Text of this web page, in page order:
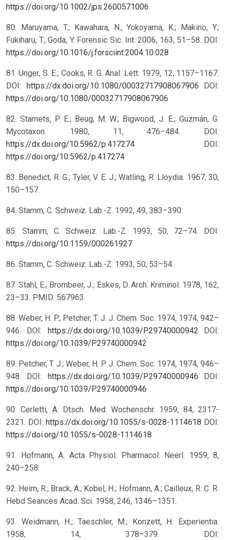
https://doi.org/10.1002/jps.2600571006
80. Maruyama, T.; Kawahara, N.; Yokoyama, K.; Makino, Y.;
Fukiharu, T.; Goda, Y. Forensic Sic. Int. 2006, 163, 51–58. DOI:
https://doi.org/10.1016/j.forsciint.2004.10.028
81. Unger, S. E.; Cooks, R. G. Anal. Lett. 1979, 12, 1157–1167.
DOI: https://dx.doi.org/10.1080/00032717908067906
DOI:
https://doi.org/10.1080/00032717908067906
82. Stamets, P. E.; Beug, M. W.; Bigwood, J. E.; Guzmán, G.
Mycotaxon. 1980, 11, 476–484. DOI:
https://dx.doi.org/10.5962/p.417274
DOI:
https://doi.org/10.5962/p.417274
83. Benedict, R. G.; Tyler, V. E. J.; Watling, R. Lloydia. 1967, 30,
150–157.
84. Stamm, C. Schweiz. Lab.-Z. 1992, 49, 383–390.
85. Stamm, C. Schweiz. Lab.-Z. 1993, 50, 72–74. DOI:
https://doi.org/10.1159/000261927
86. Stamm, C. Schweiz. Lab.-Z. 1993, 50, 53–54.
87. Stahl, E.; Brombeer, J.; Eskes, D. Arch. Kriminol. 1978, 162,
23–33. PMID: 567963.
88. Weber, H. P.; Petcher, T. J. J. Chem. Soc. 1974, 1974, 942–
946. DOI: https://dx.doi.org/10.1039/P29740000942
DOI:
https://doi.org/10.1039/P29740000942
89. Petcher, T. J.; Weber, H. P. J. Chem. Soc. 1974, 1974, 946–
948. DOI: https://dx.doi.org/10.1039/P29740000946
DOI:
https://doi.org/10.1039/P29740000946
90. Cerletti, A. Dtsch. Med. Wochenschr. 1959, 84, 2317-
2321. DOI: https://dx.doi.org/10.1055/s-0028-1114618 DOI:
https://doi.org/10.1055/s-0028-1114618
91. Hofmann, A. Acta Physiol. Pharmacol. Neerl. 1959, 8,
240–258.
92. Heim, R.; Brack, A.; Kobel, H.; Hofmann, A.; Cailleux, R. C. R.
Hebd Seances Acad. Sci. 1958, 246, 1346–1351.
93. Weidmann, H.; Taeschler, M.; Konzett, H. Experientia.
1958, 14, 378–379. DOI: